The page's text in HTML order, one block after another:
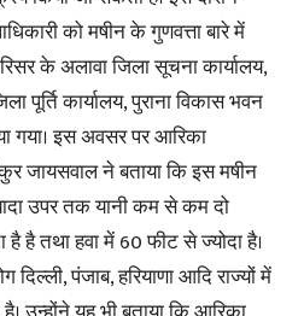
को मषीन के गुणवत्ता बारे में
के अलावा जिला सूचना कार्यालय,
पूर्ति कार्यालय, पुराना विकास भवन
गया। इस अवसर पर आरिका
जायसवाल ने बताया कि इस मषीन
उपर तक यानी कम से कम दो
है तथा हवा में 60 फीट से ज्योदा है।
दिल्ली, पंजाब, हरियाणा आदि राज्यों में